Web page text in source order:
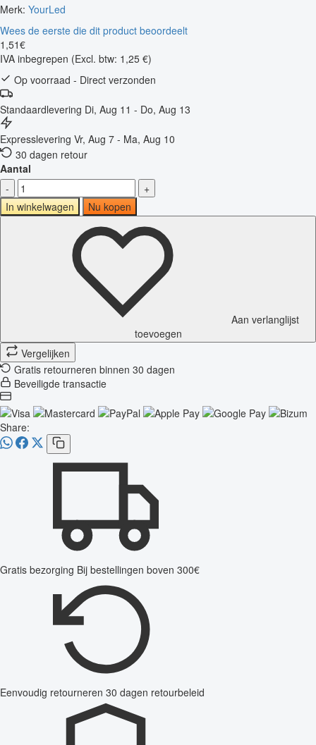
Merk: YourLed
Wees de eerste die dit product beoordeelt
1 ,51€
IVA inbegrepen (Excl. btw: 1,25 €)
Op voorraad - Direct verzonden
Standaardlevering Di, Aug 11 - Do, Aug 13
Expresslevering Vr, Aug 7 - Ma, Aug 10
30 dagen retour
Aantal
-
+
In winkelwagen
Nu kopen
Aan verlanglijst
toevoegen
Vergelijken
Gratis retourneren binnen 30 dagen
Beveiligde transactie
Share:
Gratis bezorging Bij bestellingen boven 300€
Eenvoudig retourneren 30 dagen retourbeleid